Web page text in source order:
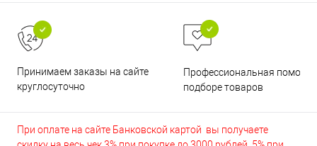
Принимаем заказы на сайте
круглосуточно
Профессиональная помощь
подборе товаров
При оплате на сайте Банковской картой вы получаете